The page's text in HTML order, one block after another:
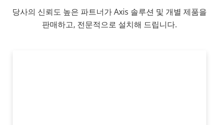
당사의 신뢰도 높은 파트너가 Axis 솔루션 및 개별 제품을
판매하고, 전문적으로 설치해 드립니다.